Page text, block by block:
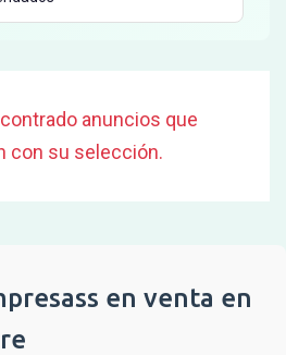
anuncios que
con su selección.
en venta en